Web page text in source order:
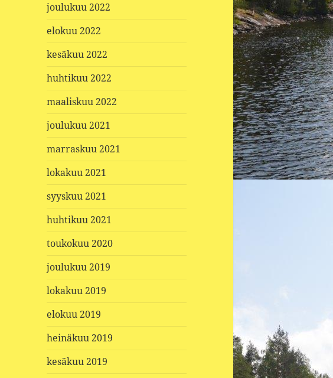
joulukuu 2022
elokuu 2022
kesäkuu 2022
huhtikuu 2022
maaliskuu 2022
joulukuu 2021
marraskuu 2021
lokakuu 2021
syyskuu 2021
huhtikuu 2021
toukokuu 2020
joulukuu 2019
lokakuu 2019
elokuu 2019
heinäkuu 2019
kesäkuu 2019